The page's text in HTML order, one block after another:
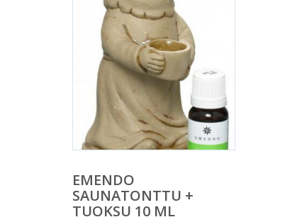
EMENDO
SAUNATONTTU +
TUOKSU 10 ML